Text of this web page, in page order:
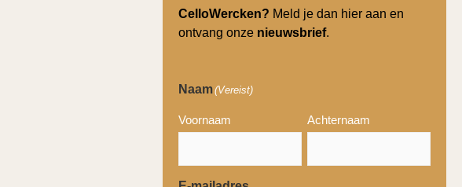
CelloWercken? Meld je dan hier aan en
ontvang onze nieuwsbrief.
Naam(Vereist)
Voornaam Achternaam